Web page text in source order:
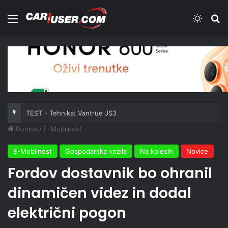
Meni
TEST - Tehnika: Vantrue JS3
Domov / E-Mobilnost
E-Mobilnost Gospodarska vozila Na kolesih Novice
Fordov dostavnik bo ohranil
dinamičen videz in dodal
električni pogon